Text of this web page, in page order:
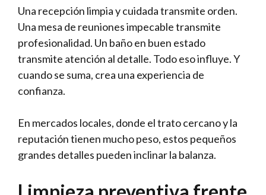
Una recepción limpia y cuidada transmite orden.
Una mesa de reuniones impecable transmite
profesionalidad. Un baño en buen estado
transmite atención al detalle. Todo eso influye. Y
cuando se suma, crea una experiencia de
confianza.
En mercados locales, donde el trato cercano y la
reputación tienen mucho peso, estos pequeños
grandes detalles pueden inclinar la balanza.